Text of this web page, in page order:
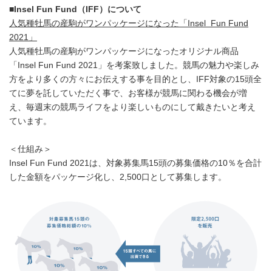
■Insel Fun Fund（IFF）について
人気種牡馬の産駒がワンパッケージになった「Insel Fun Fund
2021」
人気種牡馬の産駒がワンパッケージになったオリジナル商品
「Insel Fun Fund 2021」を考案致しました。競馬の魅力や楽しみ
方をより多くの方々にお伝えする事を目的とし、IFF対象の15頭全
てに夢を託していただく事で、お客様が競馬に関わる機会が増
え、毎週末の競馬ライフをより楽しいものにして戴きたいと考え
ています。
＜仕組み＞
Insel Fun Fund 2021は、対象募集馬15頭の募集価格の10％を合計
した金額をパッケージ化し、2,500口として募集します。